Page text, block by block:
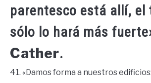
parentesco está allí, el
sólo lo hará más
Cather.
41. «Damos forma a nuestros